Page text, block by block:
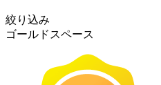
絞り込み
ゴールドスペース